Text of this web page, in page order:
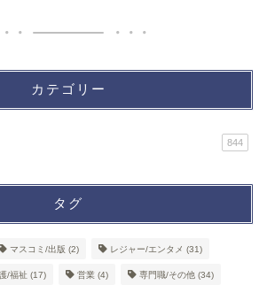
カテゴリー
844
タグ
マスコミ/出版 (2) レジャー/エンタメ (31)
/福祉 (17) 営業 (4) 専門職/その他 (34)